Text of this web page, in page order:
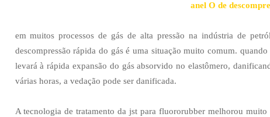
anel O de
em muitos processos de gás de alta pressão na indústria de
descompressão rápida do gás é uma situação muito comum.
levará à rápida expansão do gás absorvido no elastômero,
várias horas, a vedação pode ser danificada.
A tecnologia de tratamento da jst para fluororubber melhorou